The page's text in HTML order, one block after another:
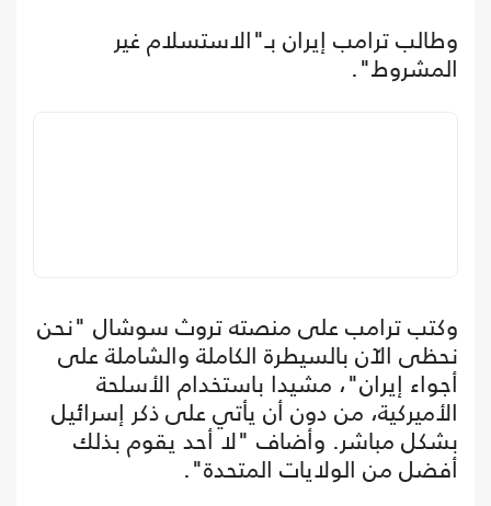
وطالب ترامب إيران بـ"الاستسلام غير
المشروط".
وكتب ترامب على منصته تروث سوشال "نحن
نحظى الآن بالسيطرة الكاملة والشاملة على
أجواء إيران"، مشيدا باستخدام الأسلحة
الأميركية، من دون أن يأتي على ذكر إسرائيل
بشكل مباشر. وأضاف "لا أحد يقوم بذلك
أفضل من الولايات المتحدة".